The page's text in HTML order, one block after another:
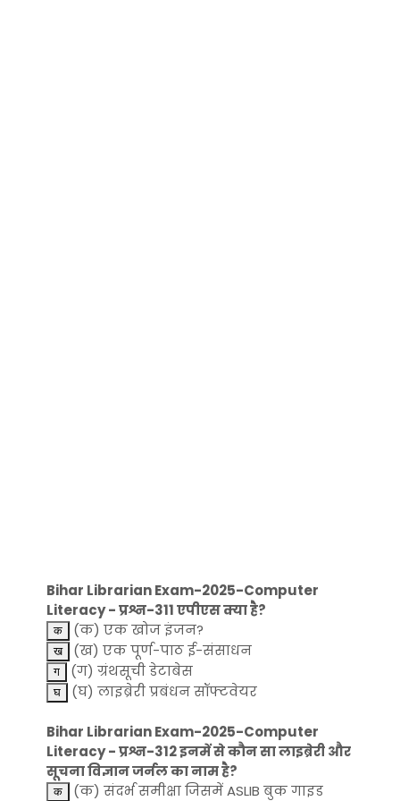
Bihar Librarian Exam-2025-Computer
Literacy - प्रश्न-311 एपीएस क्या है?
(क) एक खोज इंजन?
(ख) एक पूर्ण-पाठ ई-संसाधन
(ग) ग्रंथसूची डेटाबेस
(घ) लाइब्रेरी प्रबंधन सॉफ्टवेयर
Bihar Librarian Exam-2025-Computer
Literacy - प्रश्न-312 इनमें से कौन सा लाइब्रेरी और
सूचना विज्ञान जर्नल का नाम है?
(क) संदर्भ समीक्षा जिसमें ASLIB बुक गाइड